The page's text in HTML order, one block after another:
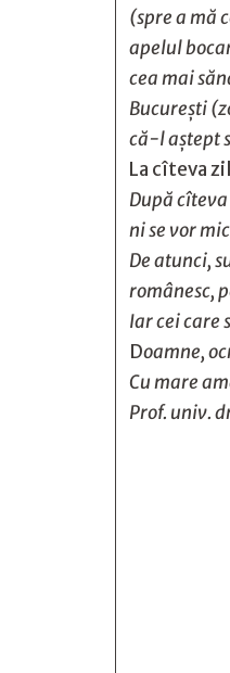
(spre a mă
apelul
cea mai
Bucureşti
că-l aştept
La cîteva
După
ni se vor
De atunci,
românesc,
Iar cei care
Doamne,
Cu mare
Prof. univ.